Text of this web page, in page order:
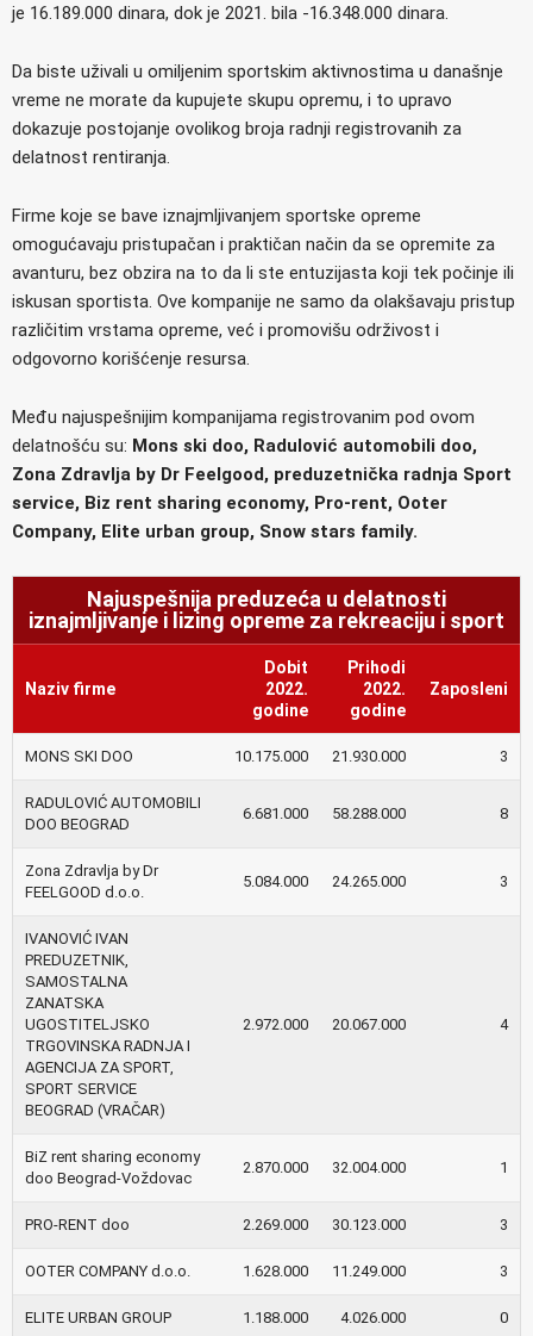
je 16.189.000 dinara, dok je 2021. bila -16.348.000 dinara.
Da biste uživali u omiljenim sportskim aktivnostima u današnje
vreme ne morate da kupujete skupu opremu, i to upravo
dokazuje postojanje ovolikog broja radnji registrovanih za
delatnost rentiranja.
Firme koje se bave iznajmljivanjem sportske opreme
omogućavaju pristupačan i praktičan način da se opremite za
avanturu, bez obzira na to da li ste entuzijasta koji tek počinje ili
iskusan sportista. Ove kompanije ne samo da olakšavaju pristup
različitim vrstama opreme, već i promovišu održivost i
odgovorno korišćenje resursa.
Među najuspešnijim kompanijama registrovanim pod ovom
delatnošću su: Mons ski doo, Radulović automobili doo,
Zona Zdravlja by Dr Feelgood, preduzetnička radnja Sport
service, Biz rent sharing economy, Pro-rent, Ooter
Company, Elite urban group, Snow stars family.
Najuspešnija preduzeća u delatnosti
iznajmljivanje i lizing opreme za rekreaciju i sport
Naziv firme
Dobit
2022.
godine
Prihodi
2022.
godine
Zaposleni
MONS SKI DOO 10.175.000 21.930.000 3
RADULOVIĆ AUTOMOBILI
DOO BEOGRAD
6.681.000 58.288.000 8
Zona Zdravlja by Dr
FEELGOOD d.o.o.
5.084.000 24.265.000 3
IVANOVIĆ IVAN
PREDUZETNIK,
SAMOSTALNA
ZANATSKA
UGOSTITELJSKO
TRGOVINSKA RADNJA I
AGENCIJA ZA SPORT,
SPORT SERVICE
BEOGRAD (VRAČAR)
2.972.000 20.067.000 4
BiZ rent sharing economy
doo Beograd-Voždovac
2.870.000 32.004.000 1
PRO-RENT doo 2.269.000 30.123.000 3
OOTER COMPANY d.o.o. 1.628.000 11.249.000 3
ELITE URBAN GROUP 1.188.000 4.026.000 0